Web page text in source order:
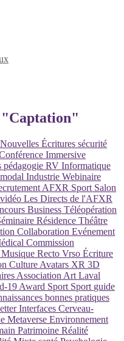
"Captation"
Nouvelles Écritures sécurité
Immersive
pédagogie RV Informatique
Industrie Webinaire
AFXR Sport Salon
Les Directs de l'AFXR
Business Téléopération
Résidence Théâtre
Collaboration Evénement
Commission
Musique Recto Vrso Écriture
Culture Avatars XR 3D
Association Art Laval
19 Award Sport Sport guide
bonnes pratiques
Interfaces Cerveau-
Metaverse Environnement
Patrimoine Réalité